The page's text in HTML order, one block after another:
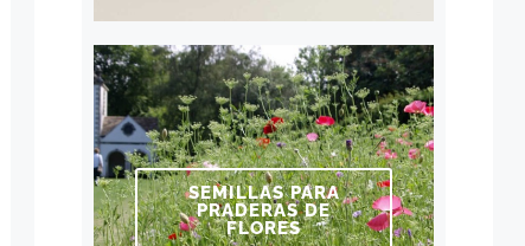
SEMILLAS PARA
PRADERAS DE
FLORES